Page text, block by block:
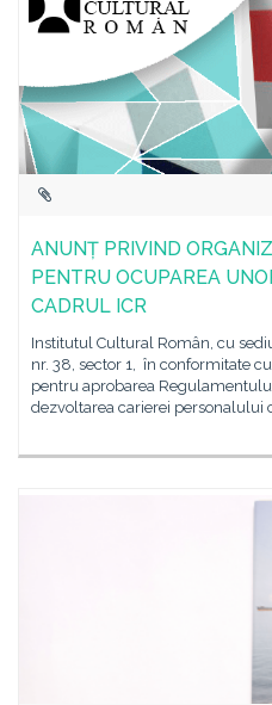
ANUNȚ PRIVIND
PENTRU OCUPAREA
CADRUL ICR
Institutul Cultural Român, cu
nr. 38, sector 1, în conformitate
pentru aprobarea
dezvoltarea carierei personalului